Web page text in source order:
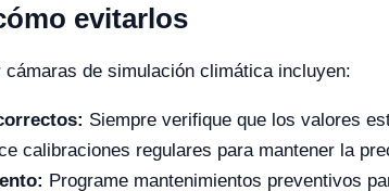
evitarlos
de simulación climática incluyen:
Siempre verifique que los valores
calibraciones regulares para mantener la
Programe mantenimientos preventivos